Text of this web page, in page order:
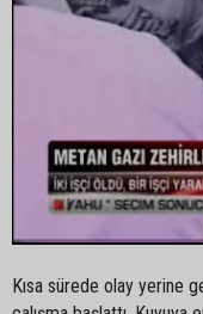
Kısa sürede olay yerine